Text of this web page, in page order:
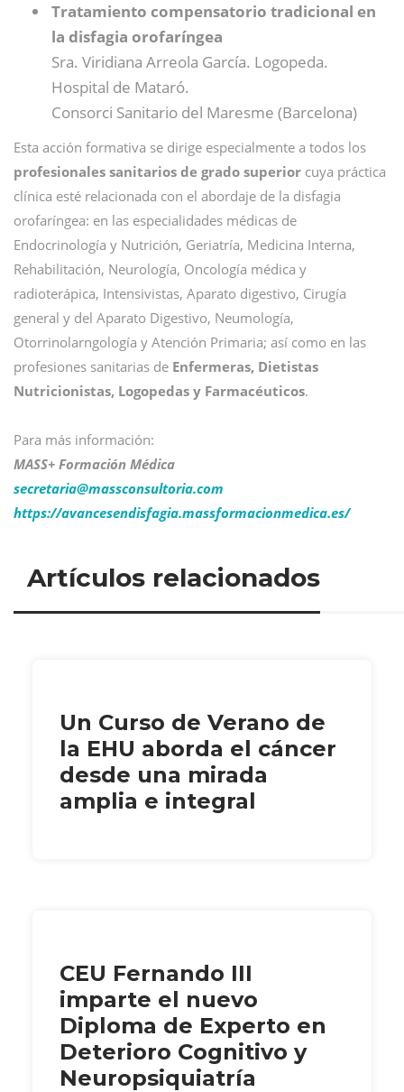
Tratamiento compensatorio tradicional en
la disfagia orofaríngea
Sra. Viridiana Arreola García. Logopeda.
Hospital de Mataró.
Consorci Sanitario del Maresme (Barcelona)
Esta acción formativa se dirige especialmente a todos los
profesionales sanitarios de grado superior cuya práctica
clínica esté relacionada con el abordaje de la disfagia
orofaríngea: en las especialidades médicas de
Endocrinología y Nutrición, Geriatría, Medicina Interna,
Rehabilitación, Neurología, Oncología médica y
radioterápica, Intensivistas, Aparato digestivo, Cirugía
general y del Aparato Digestivo, Neumología,
Otorrinolarngología y Atención Primaria; así como en las
profesiones sanitarias de Enfermeras, Dietistas
Nutricionistas, Logopedas y Farmacéuticos.
Para más información:
MASS+ Formación Médica
secretaria@massconsultoria.com
https://avancesendisfagia.massformacionmedica.es/
Artículos relacionados
Un Curso de Verano de
la EHU aborda el cáncer
desde una mirada
amplia e integral
CEU Fernando III
imparte el nuevo
Diploma de Experto en
Deterioro Cognitivo y
Neuropsiquiatría